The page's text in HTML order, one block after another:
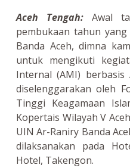
Aceh Tengah: Awal
pembukaan tahun
Banda Aceh, dimna
untuk mengikuti
Internal (AMI)
diselenggarakan oleh
Tinggi Keagamaan
Kopertais Wilayah V
UIN Ar-Raniry Banda
dilaksanakan pada
Hotel, Takengon.